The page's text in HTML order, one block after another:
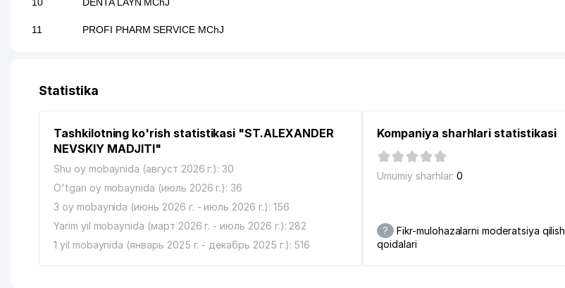
11 PROFI PHARM SERVICE MChJ
13 DAREL MChJ
14 IZUMRUDNIY RESTAURANT RESTORAN
DIANA-DAVID MChJ
MAXSIMUS EXPERT TRADE MChJ
AB FORM SISTEM MChJ
SAVDOINFOTEX MChJ
RUSSKIY LES MChJ
Statistika
Tashkilotning ko'rish statistikasi "ST.ALEXANDER
NEVSKIY MADJITI"
Shu oy mobaynida (август 2026 г.): 30
O'tgan oy mobaynida (июль 2026 г.): 36
3 oy mobaynida (июнь 2026 г. - июль 2026 г.): 156
Yarim yil mobaynida (март 2026 г. - июль 2026 г.): 282
1 yil mobaynida (январь 2025 г. - декабрь 2025 г.): 516
Kompaniya sharhlari statistikasi
Umumiy sharhlar: 0
?
Fikr-mulohazalarni moderatsiya qilish
qoidalari